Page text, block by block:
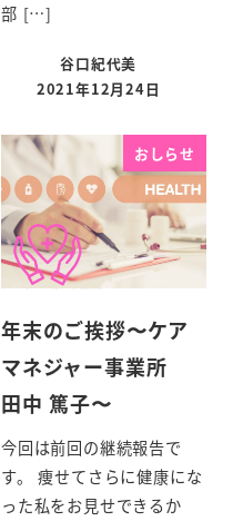
部 […]
谷口紀代美
2021年12月24日
おしらせ
年末のご挨拶〜ケア
マネジャー事業所
田中 篤子〜
今回は前回の継続報告で
す。 痩せてさらに健康にな
った私をお見せできるか